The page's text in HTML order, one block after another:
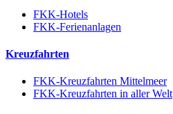
FKK-Hotels
FKK-Ferienanlagen
Kreuzfahrten
FKK-Kreuzfahrten Mittelmeer
FKK-Kreuzfahrten in aller Welt